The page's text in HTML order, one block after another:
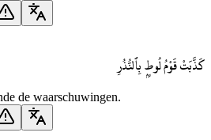
كَذَّبَتْ قَوْمُ لُوطٍۭ بِٱلنُّذُرِ
de waarschuwingen.